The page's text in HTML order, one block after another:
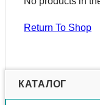
Return To Shop
КАТАЛОГ